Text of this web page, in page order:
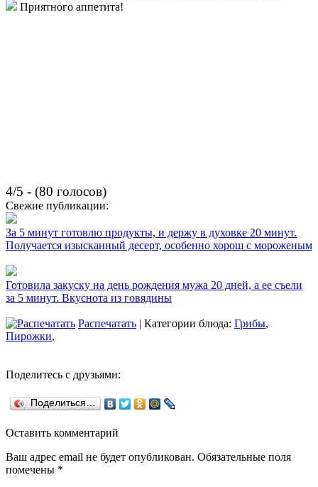
Приятного аппетита!
4/5 - (80 голосов)
Свежие публикации:
За 5 минут готовлю продукты, и держу в духовке 20 минут.
Получается изысканный десерт, особенно хорош с мороженым
Готовила закуску на день рождения мужа 20 дней, а ее съели
за 5 минут. Вкуснота из говядины
Распечатать | Категории блюда: Грибы,
Пирожки,
Поделитесь с друзьями:
Поделиться…
Оставить комментарий
Ваш адрес email не будет опубликован. Обязательные поля
помечены *